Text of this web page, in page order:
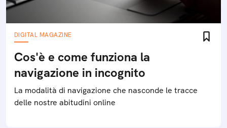
DIGITAL MAGAZINE
Cos'è e come funziona la
navigazione in incognito
La modalità di navigazione che nasconde le tracce
delle nostre abitudini online